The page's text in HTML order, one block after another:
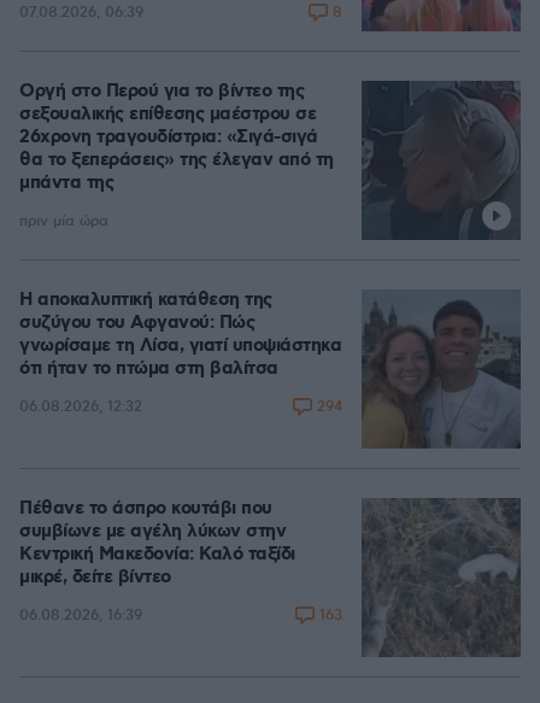
07.08.2026, 06:39 8
Οργή στο Περού για το βίντεο της
σεξουαλικής επίθεσης μαέστρου σε
26χρονη τραγουδίστρια: «Σιγά-σιγά
θα το ξεπεράσεις» της έλεγαν από τη
μπάντα της
πριν μία ώρα
Η αποκαλυπτική κατάθεση της
συζύγου του Αφγανού: Πώς
γνωρίσαμε τη Λίσα, γιατί υποψιάστηκα
ότι ήταν το πτώμα στη βαλίτσα
06.08.2026, 12:32 294
Πέθανε το άσπρο κουτάβι που
συμβίωνε με αγέλη λύκων στην
Κεντρική Μακεδονία: Καλό ταξίδι
μικρέ, δείτε βίντεο
06.08.2026, 16:39 163